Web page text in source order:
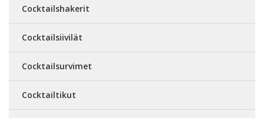
Cocktailshakerit
Cocktailsiivilät
Cocktailsurvimet
Cocktailtikut